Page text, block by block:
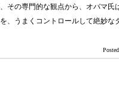
その専門的な観点から、オバマ氏
、うまくコントロールして絶妙な